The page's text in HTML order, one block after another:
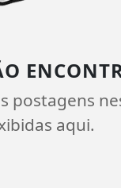
postagens
aqui.